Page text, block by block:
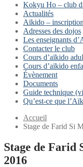
Kokyu Ho – club
Actualités
Aïkido –
Adresses des dojos
Les enseignants
Contacter le club
Cours d’aïkido
Cours d’aïkido
Évènement
Documents
Guide technique
Qu’est-ce que
Accueil
Stage de Farid Si
Stage de Farid
2016